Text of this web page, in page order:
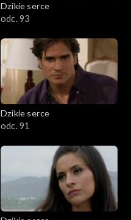
Dzikie serce
odc. 93
Dzikie serce
odc. 91